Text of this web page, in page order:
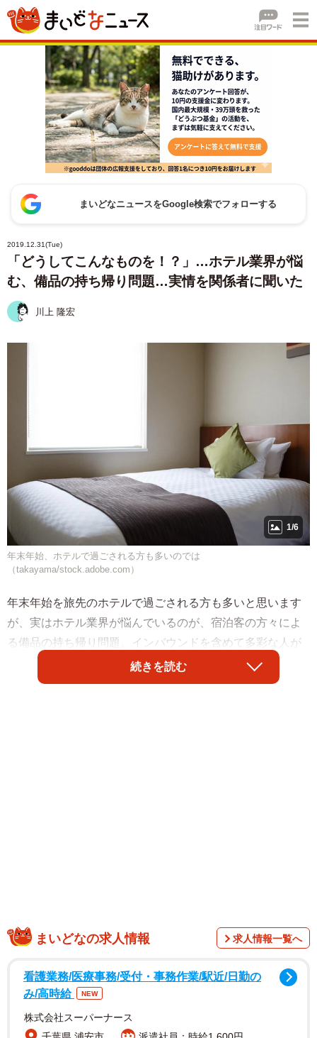
まいどなニュースをGoogle検索でフォローする
2019.12.31(Tue)
「どうしてこんなものを！？」…ホテル業界が悩
む、備品の持ち帰り問題…実情を関係者に聞いた
川上 隆宏
1/6
年末年始、ホテルで過ごされる方も多いのでは
（takayama/stock.adobe.com）
年末年始を旅先のホテルで過ごされる方も多いと思います
が、実はホテル業界が悩んでいるのが、宿泊客の方々によ
る備品の持ち帰り問題。インバウンドを含めて多彩な人が
宿泊するようになり、マナーの考え方も多様化。中には
「どうしてこんなものを持って帰るの？」とホテル側が驚
そもそもホテルに宿泊して、持って帰っていいも
…歯ブラシや小分けにされている使い切りのシャンプーや
リンス、使い捨てのスリッパなどは、「消耗品」なので持
ち帰りできますが、消耗品以外は原則的には持ち帰りがで
続きを読む
まいどなの求人情報 求人情報一覧へ
看護業務/医療事務/受付・事務作業/駅近/日勤の
み/高時給
NEW
株式会社スーパーナース